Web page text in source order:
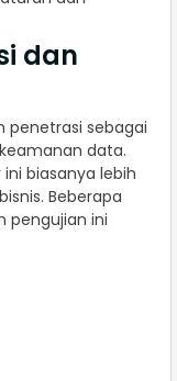
dan
penetrasi sebagai
data.
biasanya lebih
Beberapa
pengujian ini